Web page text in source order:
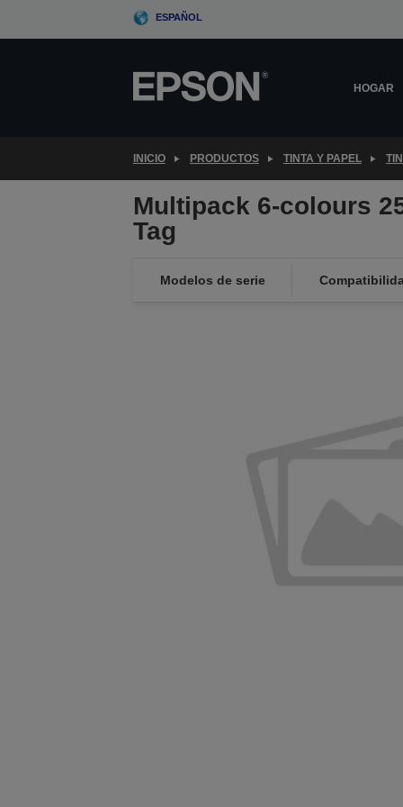
ESPAÑOL
HOGAR
INICIO PRODUCTOS TINTA Y PAPEL
Multipack 6-colours
Tag
Modelos de serie